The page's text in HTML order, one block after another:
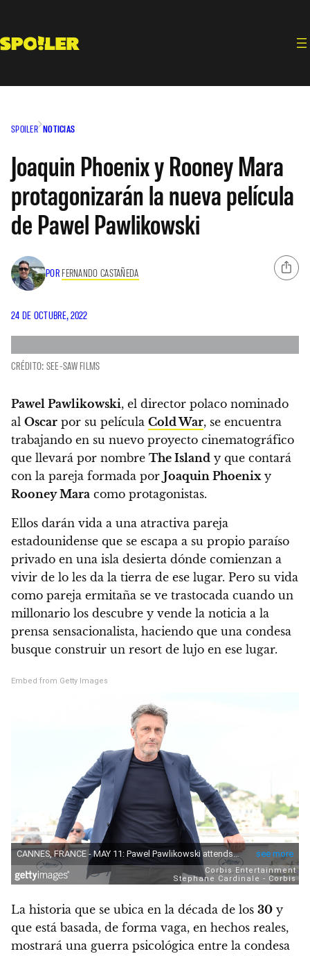
contenido
SPOILER NOTICIAS
Joaquin Phoenix y Rooney Mara
protagonizarán la nueva película
de Pawel Pawlikowski
POR FERNANDO CASTAÑEDA
24 DE OCTUBRE, 2022
CRÉDITO: SEE-SAW FILMS
Pawel Pawlikowski, el director polaco nominado
al Oscar por su película Cold War, se encuentra
trabajando en su nuevo proyecto cinematográfico
que llevará por nombre The Island y que contará
con la pareja formada por Joaquin Phoenixy
Rooney Mara como protagonistas.
Ellos darán vida a una atractiva pareja
estadounidense que se escapa a su propio paraíso
privado en una isla desierta dónde comienzan a
vivir de lo les da la tierra de ese lugar. Pero su vida
como pareja ermitaña se ve trastocada cuando un
millonario los descubre y vende la noticia a la
prensa sensacionalista, haciendo que una condesa
busque construir un resort de lujo en ese lugar.
Embed from Getty Images
La historia que se ubica en la década de los 30 y
que está basada, de forma vaga, en hechos reales,
mostrará una guerra psicológica entre la condesa